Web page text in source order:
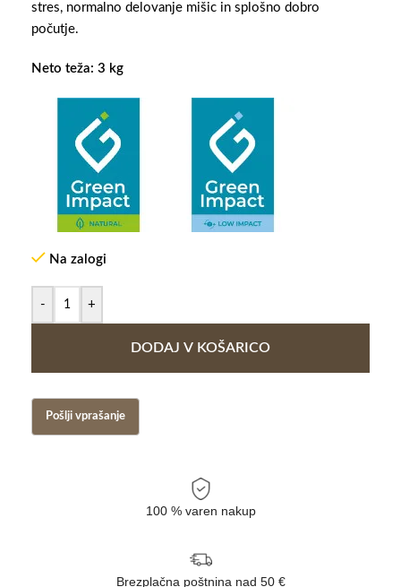
stres, normalno delovanje mišic in splošno dobro
počutje.
Neto teža: 3 kg
Na zalogi
- +
DODAJ V KOŠARICO
100 % varen nakup
Brezplačna poštnina nad 50 €